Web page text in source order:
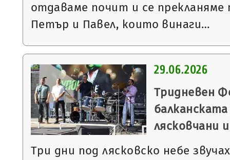
отдаваме почит и се
Петър и Павел, които винаги…
29.06.2026
Тридневен
лясковчани
Три дни под лясковско небе